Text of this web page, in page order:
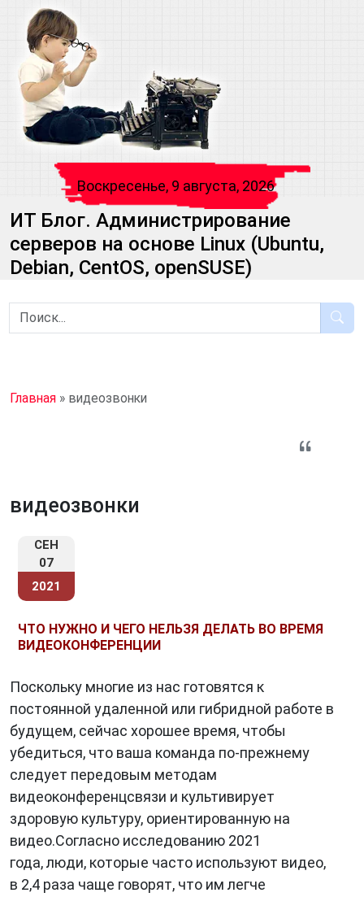
Воскресенье, 9 августа, 2026
ИТ Блог. Администрирование
серверов на основе Linux (Ubuntu,
Debian, CentOS, openSUSE)
Главная » видеозвонки
видеозвонки
СЕН
07
2021
ЧТО НУЖНО И ЧЕГО НЕЛЬЗЯ ДЕЛАТЬ ВО ВРЕМЯ
ВИДЕОКОНФЕРЕНЦИИ
Поскольку многие из нас готовятся к
постоянной удаленной или гибридной работе в
будущем, сейчас хорошее время, чтобы
убедиться, что ваша команда по-прежнему
следует передовым методам
видеоконференцсвязи и культивирует
здоровую культуру, ориентированную на
видео.Согласно исследованию 2021
года, люди, которые часто используют видео,
в 2,4 раза чаще говорят, что им легче